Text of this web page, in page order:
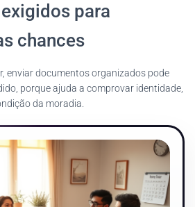
para
chances
enviar documentos organizados pode
porque ajuda a comprovar identidade,
da moradia.